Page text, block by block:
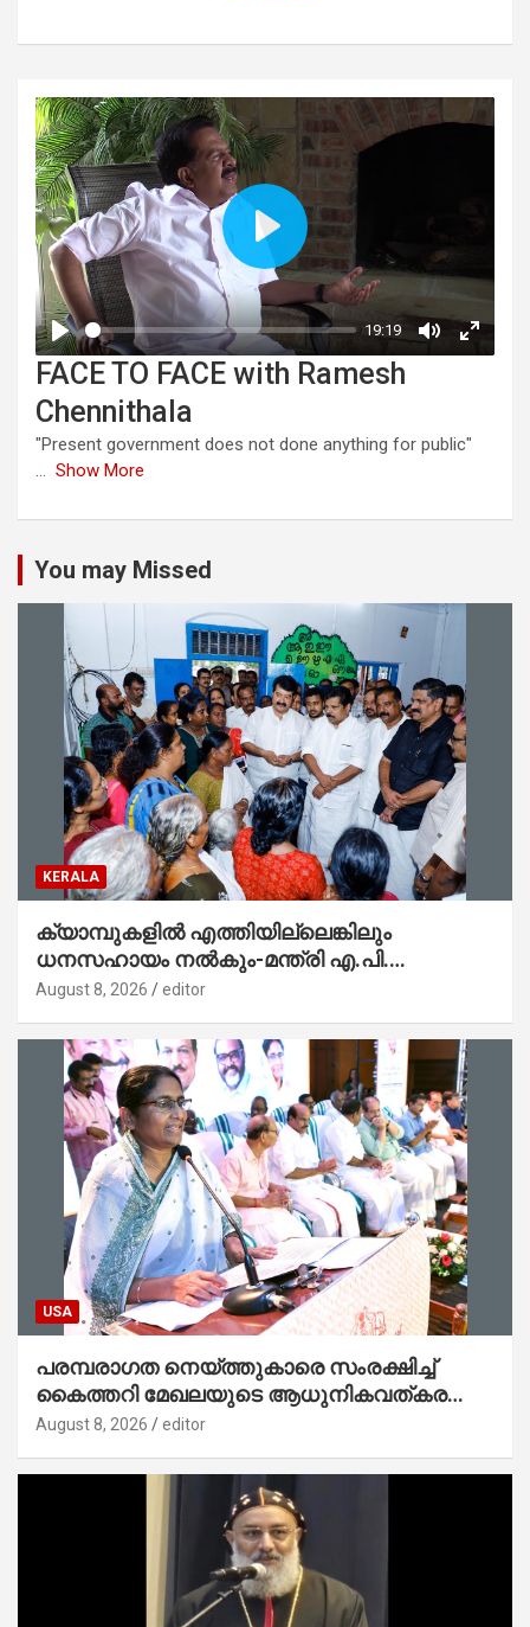
FACE TO FACE with Ramesh
Chennithala
"Present government does not done anything for public"
... Show More
You may Missed
KERALA
ക്യാമ്പുകളിൽ എത്തിയില്ലെങ്കിലും
ധനസഹായം നൽകും-മന്ത്രി എ.പി.
അനിൽകുമാർ
August 8, 2026 editor
USA
പരമ്പരാഗത നെയ്ത്തുകാരെ സംരക്ഷിച്ച്
കൈത്തറി മേഖലയുടെ ആധുനികവത്കരണം
സാധ്യമാക്കും : ഡെപ്യൂട്ടി സ്പീക്കർ
August 8, 2026 editor